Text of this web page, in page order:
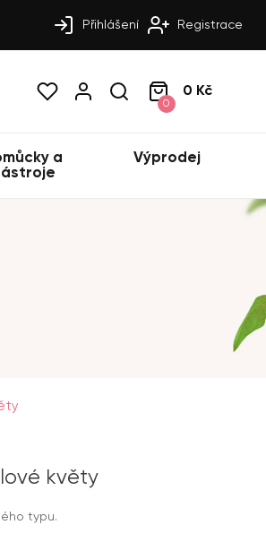
Přihlášení Registrace
0
0 Kč
a
Výprodej
květy
typu.